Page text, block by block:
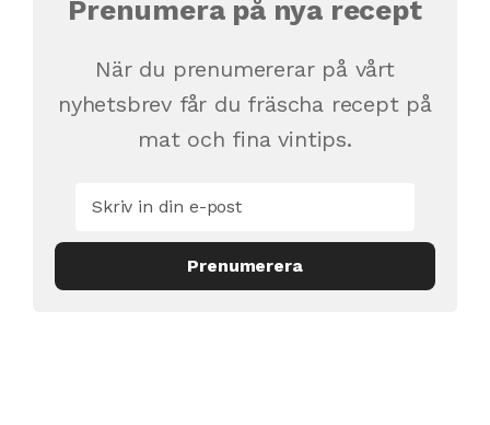
Prenumera på nya recept
När du prenumererar på vårt
nyhetsbrev får du fräscha recept på
mat och fina vintips.